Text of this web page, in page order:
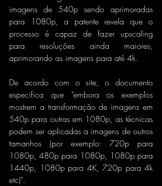
imagens de 540p sendo aprimoradas
para 1080p, a patente revela que o
processo é capaz de fazer upscaling
para resoluções ainda maiores,
aprimorando as imagens para até 4k.
De acordo com o site, o documento
especifica que "embora os exemplos
mostrem a transformação de imagens em
540p para outras em 1080p, as técnicas
podem ser aplicadas a imagens de outros
tamanhos (por exemplo: 720p para
1080p, 480p para 1080p, 1080p para
1440p, 1080p para 4K, 720p para 4k
etc)".